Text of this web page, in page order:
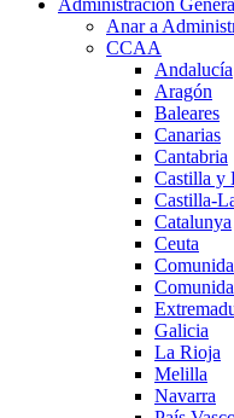
Anar a
CCAA
Andalucía
Aragón
Baleares
Canarias
Cantabria
Castilla y
Castilla-
Catalunya
Ceuta
Galicia
La Rioja
Melilla
Navarra